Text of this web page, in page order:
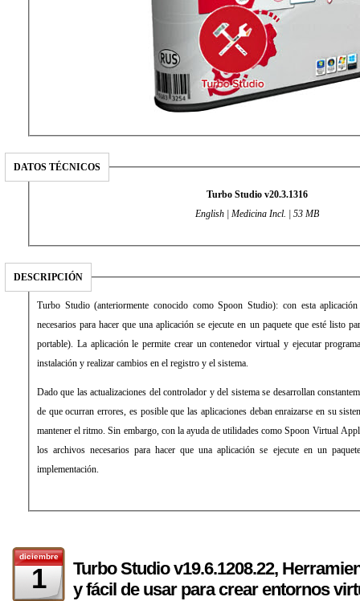
DATOS TÉCNICOS
Turbo Studio v20.3.1316
English | Medicina Incl. | 53 MB
DESCRIPCIÓN
Turbo Studio (anteriormente conocido como Spoon Studio): con esta
necesarios para hacer que una aplicación se ejecute en un paquete que esté listo
portable). La aplicación le permite crear un contenedor virtual y ejecutar
instalación y realizar cambios en el registro y el sistema.
Dado que las actualizaciones del controlador y del sistema se desarrollan
de que ocurran errores, es posible que las aplicaciones deban enraizarse en su
mantener el ritmo. Sin embargo, con la ayuda de utilidades como Spoon Virtual
los archivos necesarios para hacer que una aplicación se ejecute en un
implementación.
diciembre
1
Turbo Studio v19.6.1208.22,
y fácil de usar para crear entornos